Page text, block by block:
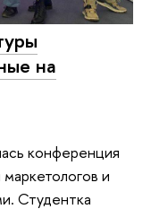
на
конференция
и
Студентка